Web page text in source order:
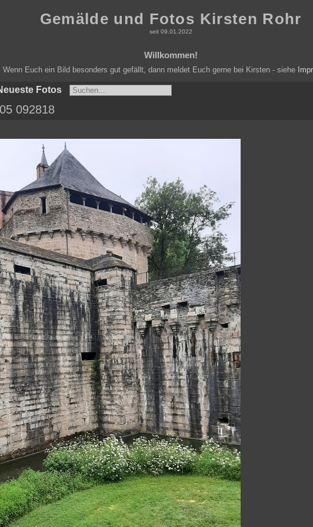
Gemälde und Fotos Kirsten Rohr
seit 09.01.2022
Willkommen!
Wenn Euch ein Bild besonders gut gefällt, dann meldet Euch gerne bei Kirsten - siehe
Fotos
092818